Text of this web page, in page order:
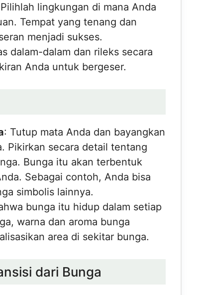
lingkungan di mana Anda
Tempat yang tenang dan
menjadi sukses.
dalam-dalam dan rileks secara
Anda untuk bergeser.
: Tutup mata Anda dan bayangkan
Pikirkan secara detail tentang
Bunga itu akan terbentuk
Sebagai contoh, Anda bisa
simbolis lainnya.
bunga itu hidup dalam setiap
warna dan aroma bunga
area di sekitar bunga.
dari Bunga